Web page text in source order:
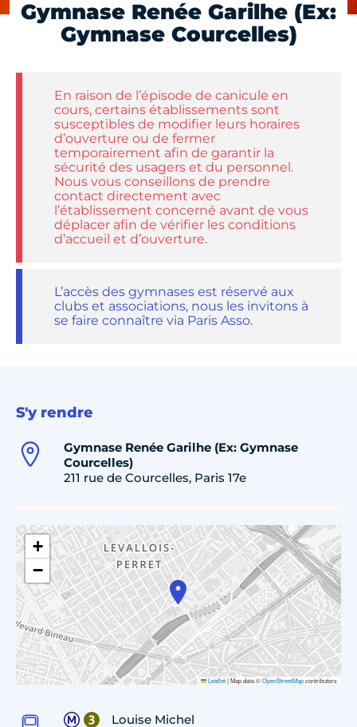
Gymnase Renée Garilhe (Ex:
Gymnase Courcelles)
En raison de l’épisode de canicule en
cours, certains établissements sont
susceptibles de modifier leurs horaires
d’ouverture ou de fermer
temporairement afin de garantir la
sécurité des usagers et du personnel.
Nous vous conseillons de prendre
contact directement avec
l’établissement concerné avant de vous
déplacer afin de vérifier les conditions
d’accueil et d’ouverture.
L’accès des gymnases est réservé aux
clubs et associations, nous les invitons à
se faire connaître via Paris Asso.
S'y rendre
Gymnase Renée Garilhe (Ex: Gymnase
Courcelles)
211 rue de Courcelles, Paris 17e
+
−
Leaflet|Map data ©OpenStreetMapcontributors
Louise Michel